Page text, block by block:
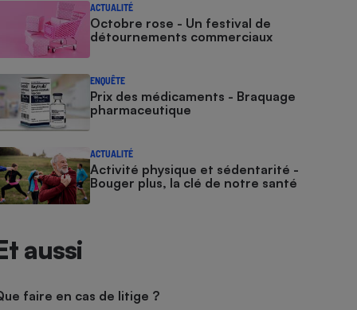
ACTUALITÉ
Octobre rose - Un festival de
détournements commerciaux
ENQUÊTE
Prix des médicaments - Braquage
pharmaceutique
ACTUALITÉ
Activité physique et sédentarité -
Bouger plus, la clé de notre santé
aussi
faire en cas de litige ?